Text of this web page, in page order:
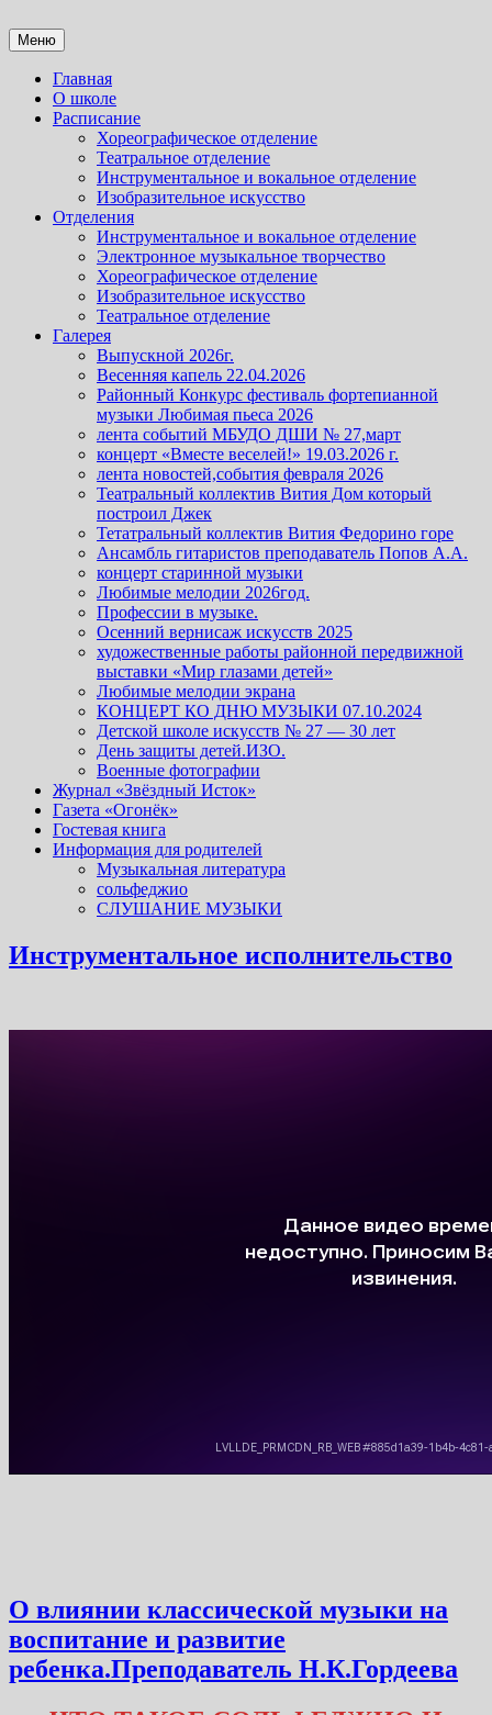
к
содержимому
Детская школа искусств №27
Детская школа искусств №27
Меню
Главная
О школе
Расписание
Хореографическое отделение
Театральное отделение
Инструментальное и вокальное отделение
Изобразительное искусство
Отделения
Инструментальное и вокальное отделение
Электронное музыкальное творчество
Хореографическое отделение
Изобразительное искусство
Театральное отделение
Галерея
Выпускной 2026г.
Весенняя капель 22.04.2026
Районный Конкурс фестиваль фортепианной
музыки Любимая пьеса 2026
лента событий МБУДО ДШИ № 27,март
концерт «Вместе веселей!» 19.03.2026 г.
лента новостей,события февраля 2026
Театральный коллектив Вития Дом который
построил Джек
Тетатральный коллектив Вития Федорино горе
Ансамбль гитаристов преподаватель Попов А.А.
концерт старинной музыки
Любимые мелодии 2026год.
Профессии в музыке.
Осенний вернисаж искусств 2025
художественные работы районной передвижной
выставки «Мир глазами детей»
Любимые мелодии экрана
КОНЦЕРТ КО ДНЮ МУЗЫКИ 07.10.2024
Детской школе искусств № 27 — 30 лет
День защиты детей.ИЗО.
Военные фотографии
Журнал «Звёздный Исток»
Газета «Огонёк»
Гостевая книга
Информация для родителей
Музыкальная литература
сольфеджио
СЛУШАНИЕ МУЗЫКИ
Инструментальное исполнительство
О влиянии классической музыки на
воспитание и развитие
ребенка.Преподаватель Н.К.Гордеева